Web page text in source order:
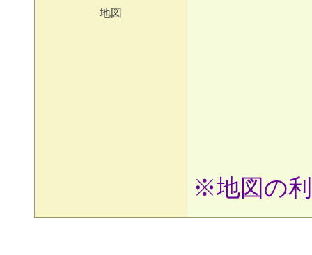
地図
※地図の